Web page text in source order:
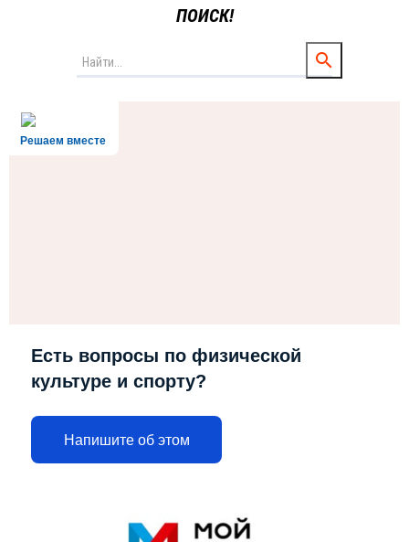
ПОИСК!
Решаем вместе
Есть вопросы по физической
культуре и спорту?
Напишите об этом